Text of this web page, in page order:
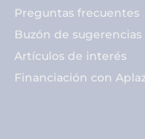
Preguntas frecuentes
Buzón de sugerencias
Artículos de interés
Financiación con